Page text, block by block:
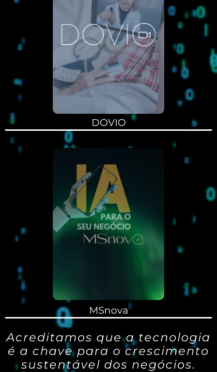
DOVIO
MSnova
Acreditamos que a tecnologia
é a chave para o crescimento
sustentável dos negócios.